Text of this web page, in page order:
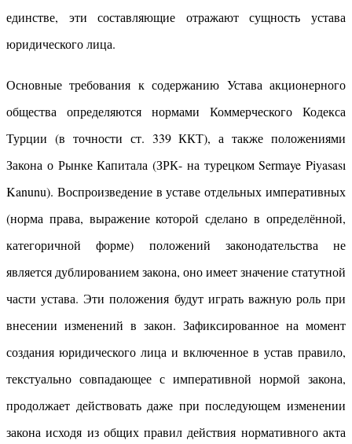
единстве, эти составляющие отражают сущность устава
юридического лица.
Основные требования к содержанию Устава акционерного
общества определяются нормами Коммерческого Кодекса
Турции (в точности ст. 339 ККТ), а также положениями
Закона о Рынке Капитала (ЗРК- на турецком Sermaye Piyasası
Kanunu). Воспроизведение в уставе отдельных императивных
(норма права, выражение которой сделано в определённой,
категоричной форме) положений законодательства не
является дублированием закона, оно имеет значение статутной
части устава. Эти положения будут играть важную роль при
внесении изменений в закон. Зафиксированное на момент
создания юридического лица и включенное в устав правило,
текстуально совпадающее с императивной нормой закона,
продолжает действовать даже при последующем изменении
закона исходя из общих правил действия нормативного акта